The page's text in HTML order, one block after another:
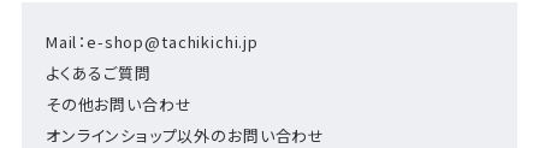
Mail：e-shop@tachikichi.jp
よくあるご質問
その他お問い合わせ
オンラインショップ以外のお問い合わせ